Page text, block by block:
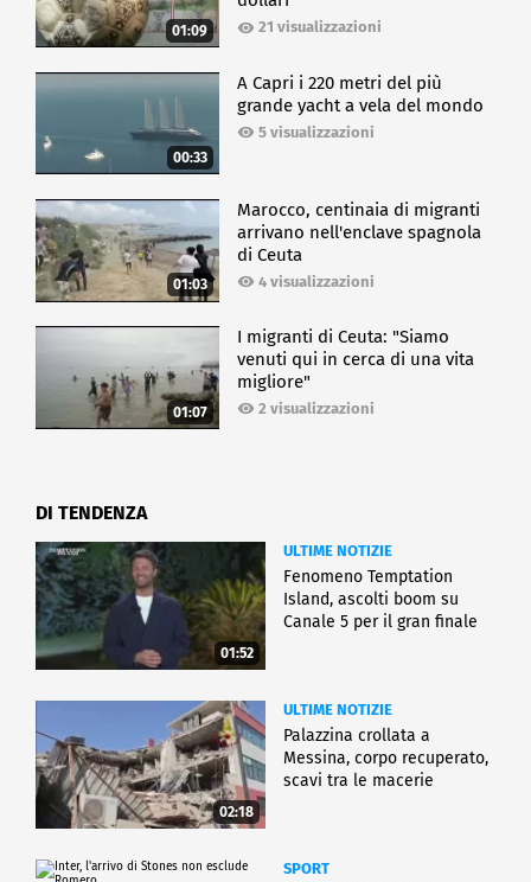
01:09 21 visualizzazioni
00:33
A Capri i 220 metri del più
grande yacht a vela del mondo
5 visualizzazioni
01:03
Marocco, centinaia di migranti
arrivano nell'enclave spagnola
di Ceuta
4 visualizzazioni
01:07
I migranti di Ceuta: "Siamo
venuti qui in cerca di una vita
migliore"
2 visualizzazioni
DI TENDENZA
01:52
ULTIME NOTIZIE
Fenomeno Temptation
Island, ascolti boom su
Canale 5 per il gran finale
02:18
ULTIME NOTIZIE
Palazzina crollata a
Messina, corpo recuperato,
scavi tra le macerie
SPORT